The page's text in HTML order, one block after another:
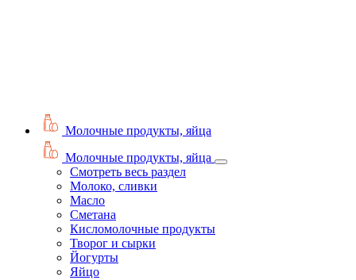
Молочные продукты, яйца
Молочные продукты, яйца
Смотреть весь раздел
Молоко, сливки
Масло
Сметана
Кисломолочные продукты
Творог и сырки
Йогурты
Яйцо